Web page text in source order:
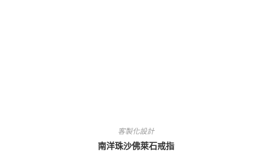
客製化設計
南洋珠沙佛萊石戒指